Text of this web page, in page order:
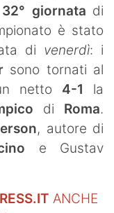
32° giornata di
è stato
di venerdì: i
sono tornati al
netto 4-1 la
di Roma.
, autore di
e Gustav
ANCHE